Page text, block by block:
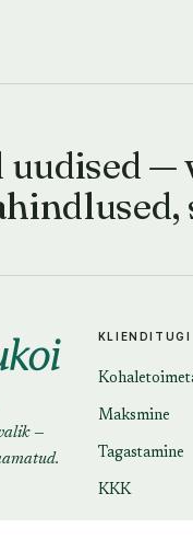
—
—
KLIENDITUGI
Maksmine
Tagastamine
KKK